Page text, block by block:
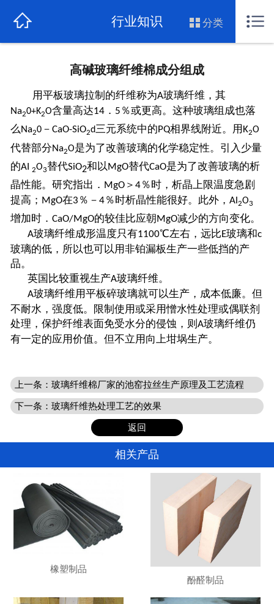
关于我们
公司新闻
行业知识
行业资讯
玻璃棉价格
产品展示
联系我们
行业知识 分类
高碱玻璃纤维棉成分组成
用平板玻璃拉制的纤维称为A玻璃纤维，其
Na20+K2O含量高达14． 5 ％或更高。这种玻璃组成也落
么Na20－ CaO-SiO2d三元系统中的PQ相界线附近。用 K2O
代替部分Na2O是为了改善玻璃的化学稳定性。引入少量
的AI 2O3替代SiO2和以MgO替代CaO是为了改善玻璃的析
晶性能。研究指出． MgO＞ 4％时，析晶上限温度急剧
提高； MgO在3 ％－ 4％时析晶性能很好。此外， Al 2O3
增加时． CaO/MgO的较佳比应朝MgO减少的方向变化。
A玻璃纤维成形温度只有1100℃左右，远比E玻璃和c
玻璃的低，所以也可以用非铂漏板生产一些低挡的产
品。
英国比较重视生产A玻璃纤维。
A玻璃纤维用平板碎玻璃就可以生产，成本低廉。但
不耐水，强度低。限制使用或采用憎水性处理或偶联剂
处理，保护纤维表面免受水分的侵蚀，则 A玻璃纤维仍
有一定的应用价值。但不立用向上坩埚生产。
上一条： 玻璃纤维棉厂家的池窑拉丝生产原理及工艺流程
下一条： 玻璃纤维热处理工艺的效果
返回
相关产品
橡塑制品
酚醛制品